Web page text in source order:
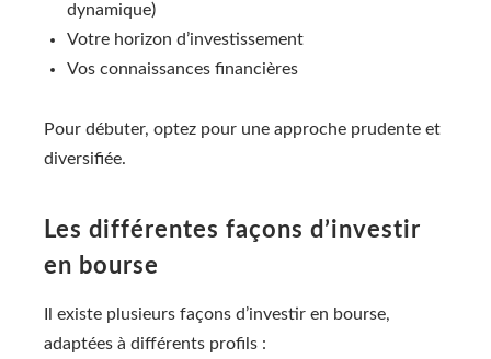
dynamique)
Votre horizon d’investissement
Vos connaissances financières
Pour débuter, optez pour une approche prudente et
diversifiée.
Les différentes façons d’investir
en bourse
Il existe plusieurs façons d’investir en bourse,
adaptées à différents profils :